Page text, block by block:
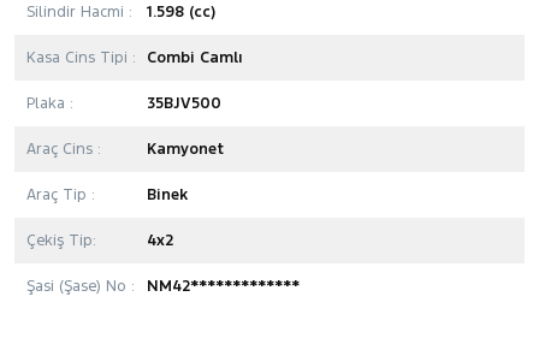
Silindir Hacmi : 1.598 (cc)
Kasa Cins Tipi : Combi Camlı
Plaka : 35BJV500
Araç Cins : Kamyonet
Araç Tip : Binek
Çekiş Tip: 4x2
Şasi (Şase) No : NM42*************